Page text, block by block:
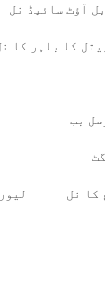
آؤٹ سائیڈ نل
کا باہر کا
بب
کا نل